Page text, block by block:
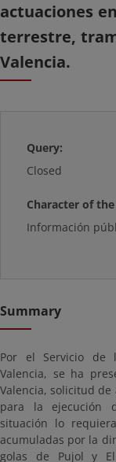
actuaciones
terrestre,
Valencia.
Query:
Closed
Character of
Información
Summary
Por el Servicio de
Valencia, se ha
Valencia, solicitud
para la ejecución
situación lo
acumuladas por la
golas de Pujol y